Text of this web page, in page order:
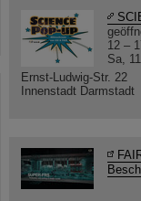
12 –
Sa,
Ernst-Ludwig-Str. 22
Innenstadt Darmstadt